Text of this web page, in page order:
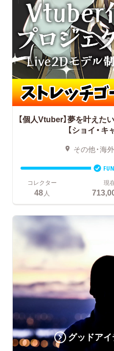
【個人Vtuber】夢を叶えたい
【ショイ・キ
その他・海外
コレクター
48人
現
グッドア